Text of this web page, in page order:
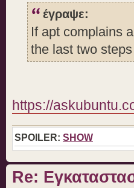
έγραψε:
If apt complains
the last two
https://
SPOILER: SHOW
Re: